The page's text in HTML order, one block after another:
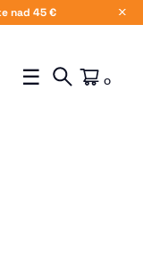
nad 45 € X
☰ 0